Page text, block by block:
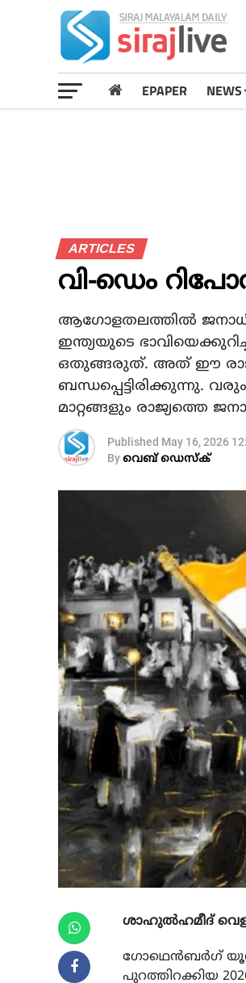
EPAPER NEWS
ARTICLES
വി-ഡെം
ആഗോളതലത്തില്‍
ഇന്ത്യയുടെ
ഒതുങ്ങരുത്. അത് ഈ
ബന്ധപ്പെട്ടിരിക്കുന്നു.
മാറ്റങ്ങളും രാജ്യത്തെ
Published May 16, 2026
Byവെബ് ഡെസ്‌ക്
ശാഹുൽഹമീദ്
ഗോഥെന്‍ബര്‍ഗ്
പുറത്തിറക്കിയ